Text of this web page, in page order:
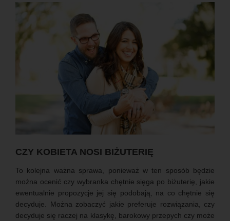
CZY KOBIETA NOSI BIŻUTERIĘ
To kolejna ważna sprawa, ponieważ w ten sposób będzie
można ocenić czy wybranka chętnie sięga po biżuterię, jakie
ewentualnie propozycje jej się podobają, na co chętnie się
decyduje. Można zobaczyć jakie preferuje rozwiązania, czy
decyduje się raczej na klasykę, barokowy przepych czy może